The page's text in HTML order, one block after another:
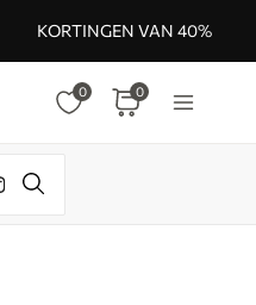
KORTINGEN VAN 40%
0 0